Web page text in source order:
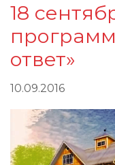
18
ответ»
10.09.2016